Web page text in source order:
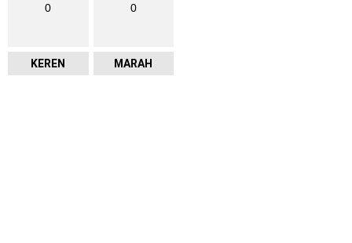
0
KEREN
0
MARAH